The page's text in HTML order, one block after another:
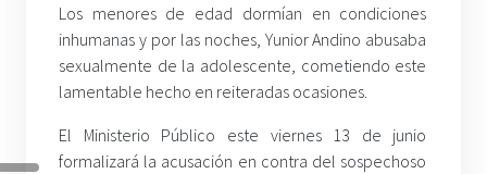
Los menores de edad dormían en condiciones
inhumanas y por las noches, Yunior Andino abusaba
sexualmente de la adolescente, cometiendo este
lamentable hecho en reiteradas ocasiones.
El Ministerio Público este viernes 13 de junio
formalizará la acusación en contra del sospechoso